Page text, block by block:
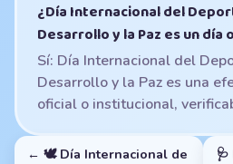
¿Día Internacional del
Desarrollo y la Paz es un día
Sí: Día Internacional del
Desarrollo y la Paz es una
oficial o institucional,
← 🕊️ Día Internacional de